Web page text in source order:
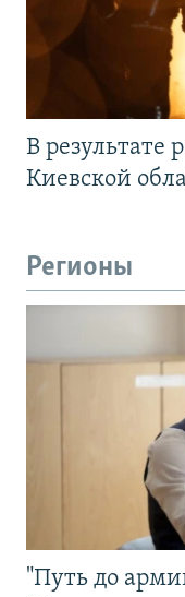
В результате
Киевской
Регионы
"Путь до